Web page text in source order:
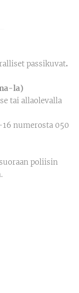
passikuvat.
la)
tai allaolevalla
numerosta 050
poliisin